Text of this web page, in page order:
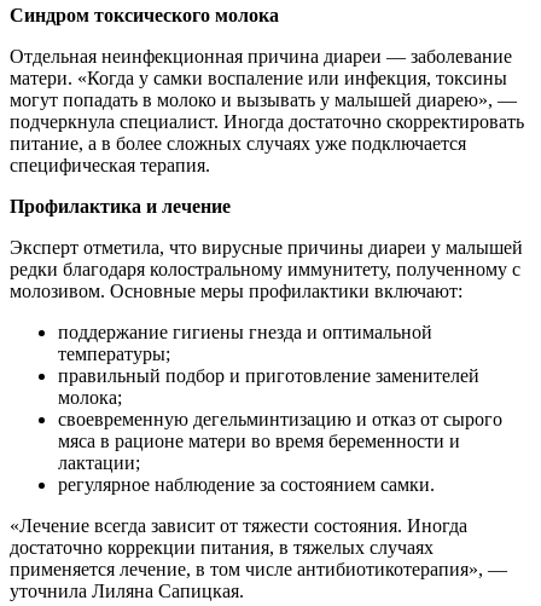
Синдром токсического молока
Отдельная неинфекционная причина диареи — заболевание
матери. «Когда у самки воспаление или инфекция, токсины
могут попадать в молоко и вызывать у малышей диарею», —
подчеркнула специалист. Иногда достаточно скорректировать
питание, а в более сложных случаях уже подключается
специфическая терапия.
Профилактика и лечение
Эксперт отметила, что вирусные причины диареи у малышей
редки благодаря колостральному иммунитету, полученному с
молозивом. Основные меры профилактики включают:
поддержание гигиены гнезда и оптимальной
температуры;
правильный подбор и приготовление заменителей
молока;
своевременную дегельминтизацию и отказ от сырого
мяса в рационе матери во время беременности и
лактации;
регулярное наблюдение за состоянием самки.
«Лечение всегда зависит от тяжести состояния. Иногда
достаточно коррекции питания, в тяжелых случаях
применяется лечение, в том числе антибиотикотерапия», —
уточнила Лиляна Сапицкая.